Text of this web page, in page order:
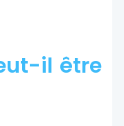
il être